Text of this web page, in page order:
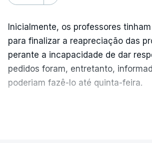
Inicialmente, os professores
para finalizar a reapreciação das
perante a incapacidade de dar
pedidos foram, entretanto,
poderiam fazê-lo até quinta-feira.